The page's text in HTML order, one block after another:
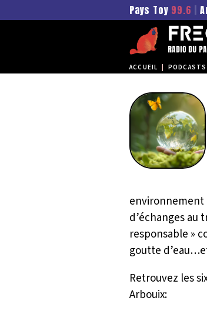
Pays Toy 99.6 |
ACCUEIL | PODCASTS
environnement
d’échanges
responsable »
goutte
Retrouvez les
Arbouix: